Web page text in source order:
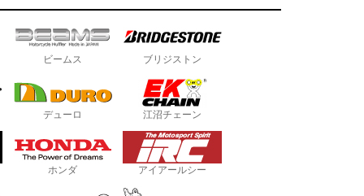
ビームス ブリジストン
デューロ 江沼チェーン
ホンダ アイアールシー